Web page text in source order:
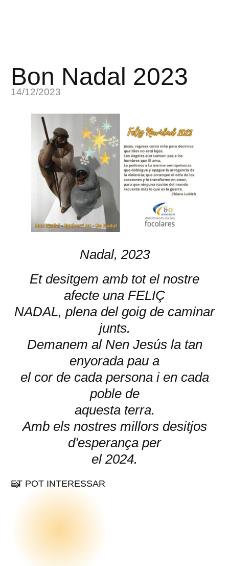
Bon Nadal 2023
14/12/2023
Nadal, 2023
Et desitgem amb tot el nostre
afecte una FELIÇ
NADAL, plena del goig de caminar
junts.
Demanem al Nen Jesús la tan
enyorada pau a
el cor de cada persona i en cada
poble de
aquesta terra.
Amb els nostres millors desitjos
d'esperança per
el 2024.
ET POT INTERESSAR